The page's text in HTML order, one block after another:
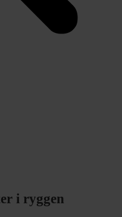
i ryggen